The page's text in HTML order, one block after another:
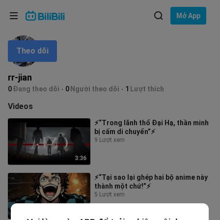
Mở App
rr-jian
0Đang theo dõi 0 Người theo dõi 1 Lượt thích
Theo dõi
Videos
3:36
⚡“Trong lãnh thổ Đại Hạ, thần minh
bị cấm di chuyển”⚡
9 Lượt xem
⚡“Tại sao lại ghép hai bộ anime này
thành một chứ!”⚡
5 Lượt xem
Ngôn ngữ: Tiếng Việt
Lựa chọn ngôn ngữ
English
ภาษาไทย
Tiếng Việt
Bahasa Melayu